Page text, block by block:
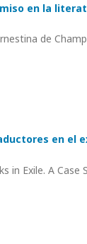
en la
de
en el
Exile. A Case